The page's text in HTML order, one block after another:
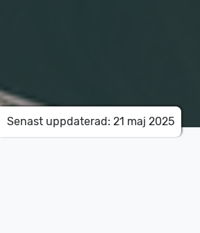
Senast uppdaterad: 21 maj 2025